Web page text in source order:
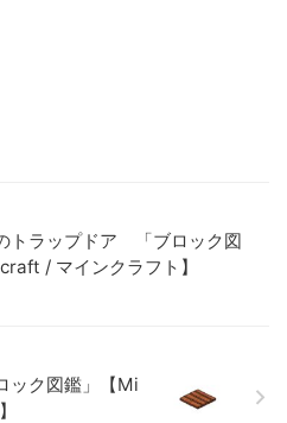
トラップドア 「ブロック図
/ マインクラフト】
ック図鑑」【Mi